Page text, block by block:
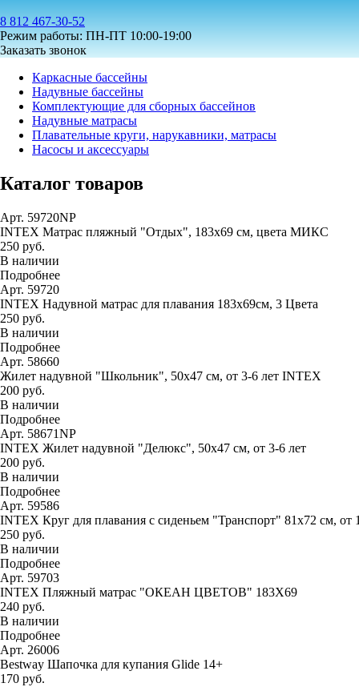
8 812 467-30-52
Режим работы: ПН-ПТ 10:00-19:00
Заказать звонок
Каркасные бассейны
Надувные бассейны
Комплектующие для сборных бассейнов
Надувные матрасы
Плавательные круги, нарукавники, матрасы
Насосы и аксессуары
Каталог товаров
Арт. 59720NP
INTEX Матрас пляжный "Отдых", 183х69 см, цвета МИКС
250 руб.
В наличии
Подробнее
Арт. 59720
INTEX Надувной матрас для плавания 183х69см, 3 Цвета
250 руб.
В наличии
Подробнее
Арт. 58660
Жилет надувной "Школьник", 50х47 см, от 3-6 лет INTEX
200 руб.
В наличии
Подробнее
Арт. 58671NP
INTEX Жилет надувной "Делюкс", 50х47 см, от 3-6 лет
200 руб.
В наличии
Подробнее
Арт. 59586
INTEX Круг для плавания с сиденьем "Транспорт" 81х72 см,
250 руб.
В наличии
Подробнее
Арт. 59703
INTEX Пляжный матрас "ОКЕАН ЦВЕТОВ" 183Х69
240 руб.
В наличии
Подробнее
Арт. 26006
Bestway Шапочка для купания Glide 14+
170 руб.